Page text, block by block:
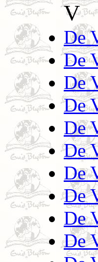
V
De
De
De
De
De
De
De
De
De
De